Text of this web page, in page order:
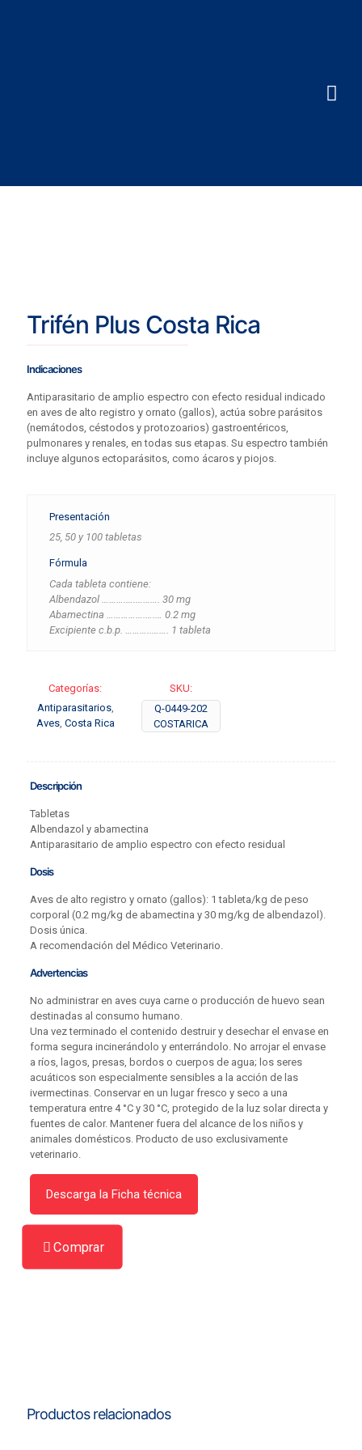
Trifén Plus Costa Rica
Indicaciones
Antiparasitario de amplio espectro con efecto residual indicado
en aves de alto registro y ornato (gallos), actúa sobre parásitos
(nemátodos, céstodos y protozoarios) gastroentéricos,
pulmonares y renales, en todas sus etapas. Su espectro también
incluye algunos ectoparásitos, como ácaros y piojos.
Presentación
25, 50 y 100 tabletas
Fórmula
Cada tableta contiene:
Albendazol ……….….………. 30 mg
Abamectina …………….….… 0.2 mg
Excipiente c.b.p. ………..……. 1 tableta
Categorías:
Antiparasitarios,
Aves, Costa Rica
SKU:
Q-0449-202
COSTARICA
Descripción
Tabletas
Albendazol y abamectina
Antiparasitario de amplio espectro con efecto residual
Dosis
Aves de alto registro y ornato (gallos): 1 tableta/kg de peso
corporal (0.2 mg/kg de abamectina y 30 mg/kg de albendazol).
Dosis única.
A recomendación del Médico Veterinario.
Advertencias
No administrar en aves cuya carne o producción de huevo sean
destinadas al consumo humano.
Una vez terminado el contenido destruir y desechar el envase en
forma segura incinerándolo y enterrándolo. No arrojar el envase
a ríos, lagos, presas, bordos o cuerpos de agua; los seres
acuáticos son especialmente sensibles a la acción de las
ivermectinas. Conservar en un lugar fresco y seco a una
temperatura entre 4 °C y 30 °C, protegido de la luz solar directa y
fuentes de calor. Mantener fuera del alcance de los niños y
animales domésticos. Producto de uso exclusivamente
veterinario.
Descarga la Ficha técnica
Comprar
Productos relacionados